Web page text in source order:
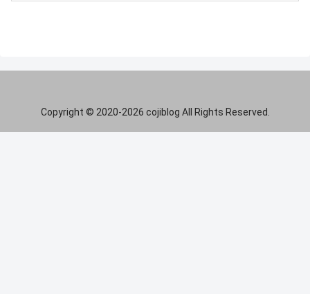
Copyright © 2020-2026 cojiblog All Rights Reserved.